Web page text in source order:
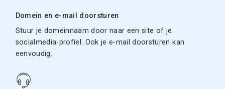
Domein en e-mail doorsturen
Stuur je domeinnaam door naar een site of je
socialmedia-profiel. Ook je e-mail doorsturen kan
eenvoudig.